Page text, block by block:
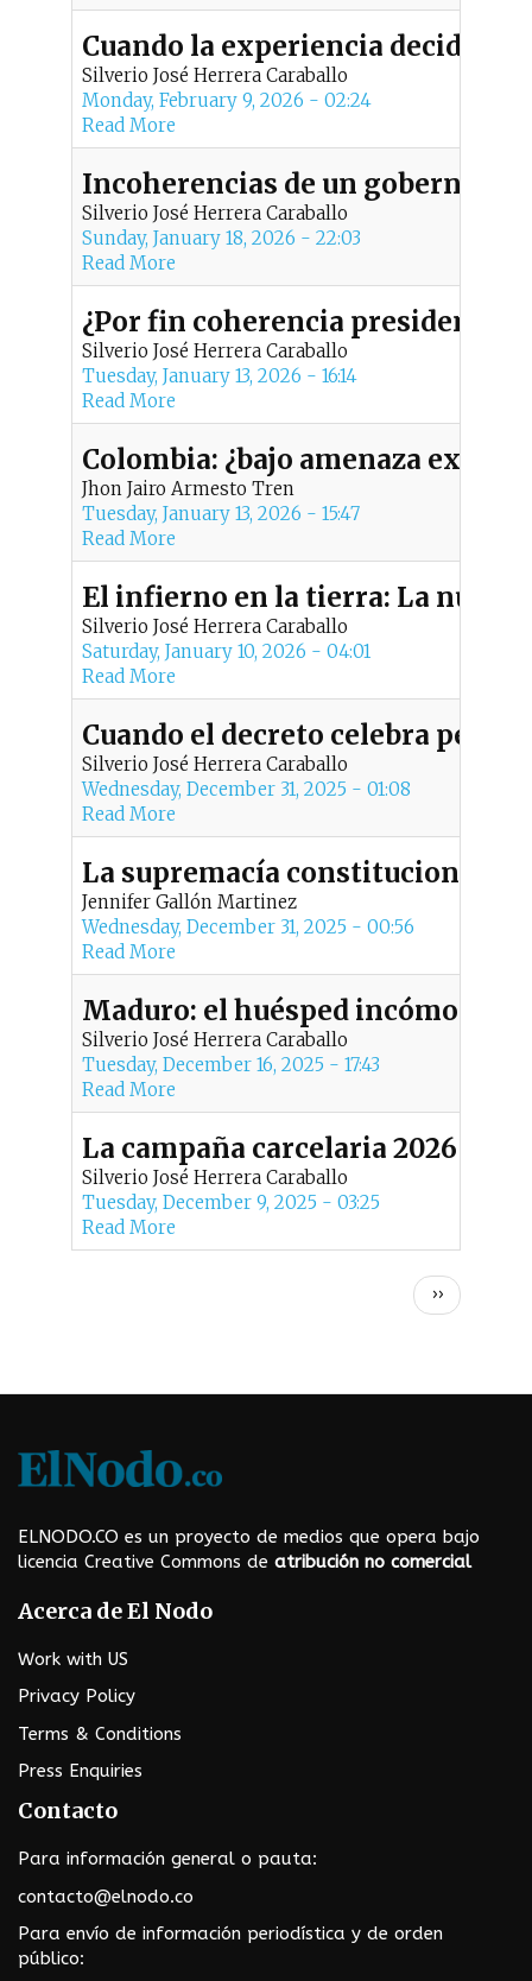
Cuando la experiencia decide
Silverio José Herrera Caraballo
Monday, February 9, 2026 - 02:24
Read More
Incoherencias de un gobernante
Silverio José Herrera Caraballo
Sunday, January 18, 2026 - 22:03
Read More
¿Por fin coherencia
Silverio José Herrera Caraballo
Tuesday, January 13, 2026 - 16:14
Read More
Colombia: ¿bajo amenaza
Jhon Jairo Armesto Tren
Tuesday, January 13, 2026 - 15:47
Read More
El infierno en la tierra: La nueva
Silverio José Herrera Caraballo
Saturday, January 10, 2026 - 04:01
Read More
Cuando el decreto celebra pero
Silverio José Herrera Caraballo
Wednesday, December 31, 2025 - 01:08
Read More
La supremacía constitucional
Jennifer Gallón Martinez
Wednesday, December 31, 2025 - 00:56
Read More
Maduro: el huésped incómodo y
Silverio José Herrera Caraballo
Tuesday, December 16, 2025 - 17:43
Read More
La campaña carcelaria 2026 ya
Silverio José Herrera Caraballo
Tuesday, December 9, 2025 - 03:25
Read More
g
n
t
i
n
Next
page
››
ELNODO.CO es un proyecto de medios que opera bajo
licencia Creative Commons de atribución no comercial
Acerca de El Nodo
Work with US
Privacy Policy
Terms & Conditions
Press Enquiries
Contacto
Para información general o pauta:
contacto@elnodo.co
Para envío de información periodística y de orden
público: